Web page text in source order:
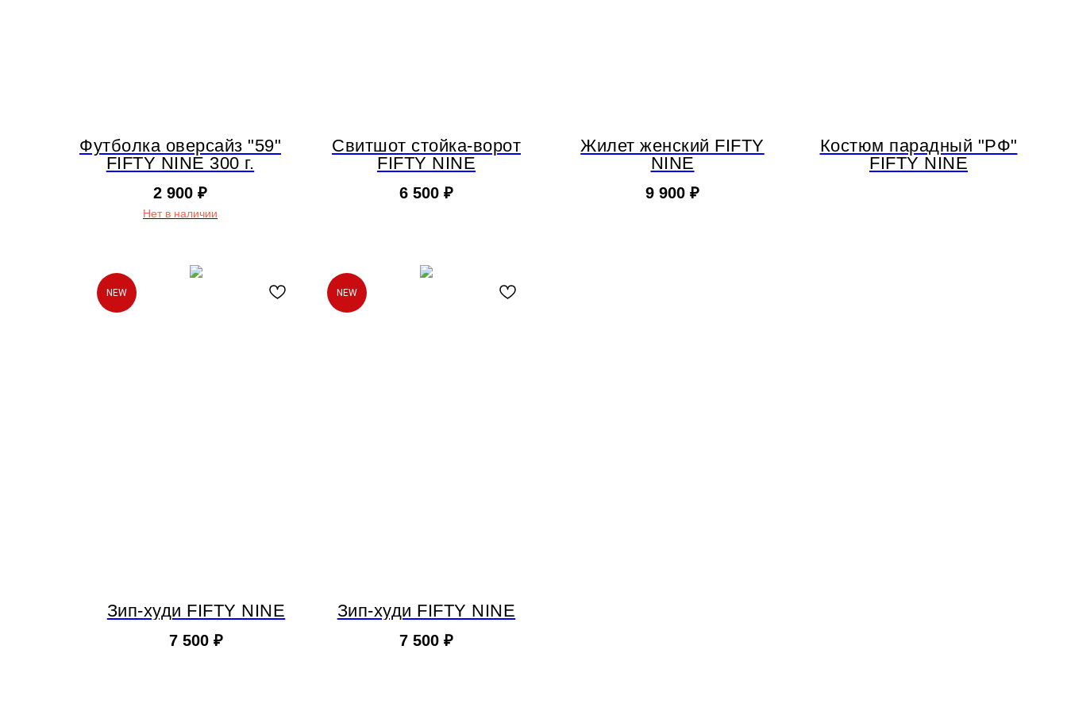
Футболка оверсайз "59"
FIFTY NINE 300 г.
2 900 ₽
Нет в наличии
Свитшот стойка-ворот
FIFTY NINE
6 500 ₽
Жилет женский FIFTY
NINE
9 900 ₽
Костюм парадный "РФ"
FIFTY NINE
NEW
Зип-худи FIFTY NINE
7 500 ₽
NEW
Зип-худи FIFTY NINE
7 500 ₽